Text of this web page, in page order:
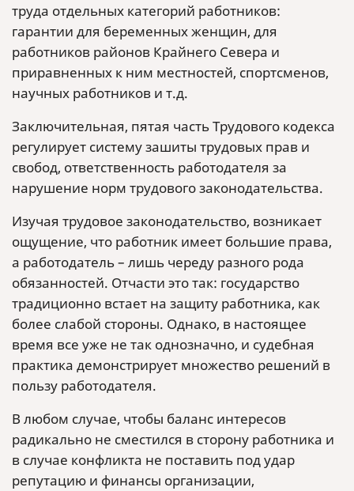
труда отдельных категорий работников:
гарантии для беременных женщин, для
работников районов Крайнего Севера и
приравненных к ним местностей, спортсменов,
научных работников и т.д.
Заключительная, пятая часть Трудового кодекса
регулирует систему зашиты трудовых прав и
свобод, ответственность работодателя за
нарушение норм трудового законодательства.
Изучая трудовое законодательство, возникает
ощущение, что работник имеет большие права,
а работодатель – лишь череду разного рода
обязанностей. Отчасти это так: государство
традиционно встает на защиту работника, как
более слабой стороны. Однако, в настоящее
время все уже не так однозначно, и судебная
практика демонстрирует множество решений в
пользу работодателя.
В любом случае, чтобы баланс интересов
радикально не сместился в сторону работника и
в случае конфликта не поставить под удар
репутацию и финансы организации,